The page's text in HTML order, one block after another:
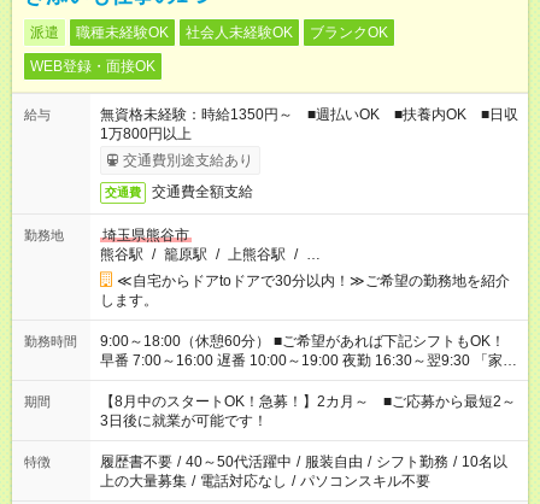
派遣 職種未経験OK 社会人未経験OK
ブランクOK
WEB登録・面接OK
給与
無資格未経験：時給1350円～ ■週払いOK ■扶養内OK ■日収
1万800円以上
交通費別途支給あり
交通費 交通費全額支給
勤務地
埼玉県熊谷市
熊谷駅 / 籠原駅 / 上熊谷駅 / …
≪自宅からドアtoドアで30分以内！≫ご希望の勤務地を紹介
します。
勤務時間
9:00～18:00（休憩60分） ■ご希望があれば下記シフトもOK！
早番 7:00～16:00 遅番 10:00～19:00 夜勤 16:30～翌9:30 「家族
と休みを合わせたい」 「余裕を持って夕飯の準備がしたい」
「できれば残業はしたくない」 など、ご希望を教えてください
ね。 ※Wワーク希望の方へ 今ご覧のお仕事で希望する勤務時間
と、もう1つのお仕事の勤務時間。 合計で週40時間を超える場
合は応募できません。
期間
【8月中のスタートOK！急募！】2カ月～ ■ご応募から最短2～
3日後に就業が可能です！
特徴 履歴書不要 / 40～50代活躍中 / 服装自由 / シフト勤務 / 10名以
上の大量募集 / 電話対応なし / パソコンスキル不要